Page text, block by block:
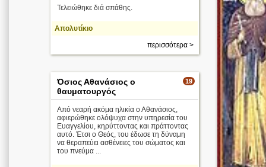
Τελειώθηκε διά σπάθης.
Απολυτίκιο
περισσότερα >
19
Όσιος Αθανάσιος ο
θαυματουργός
Από νεαρή ακόμα ηλικία ο Αθανάσιος,
αφιερώθηκε ολόψυχα στην υπηρεσία του
Ευαγγελίου, κηρύττοντας και πράττοντας
αυτό. Έτσι ο Θεός, του έδωσε τη δύναμη
να θεραπεύει ασθένειες του σώματος και
του πνεύμα ...